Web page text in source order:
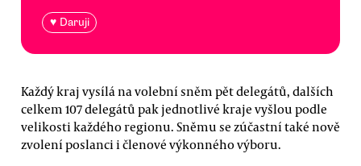
♥ Daruji
Každý kraj vysílá na volební sněm pět delegátů, dalších
celkem 107 delegátů pak jednotlivé kraje vyšlou podle
velikosti každého regionu. Sněmu se zúčastní také nově
zvolení poslanci i členové výkonného výboru.